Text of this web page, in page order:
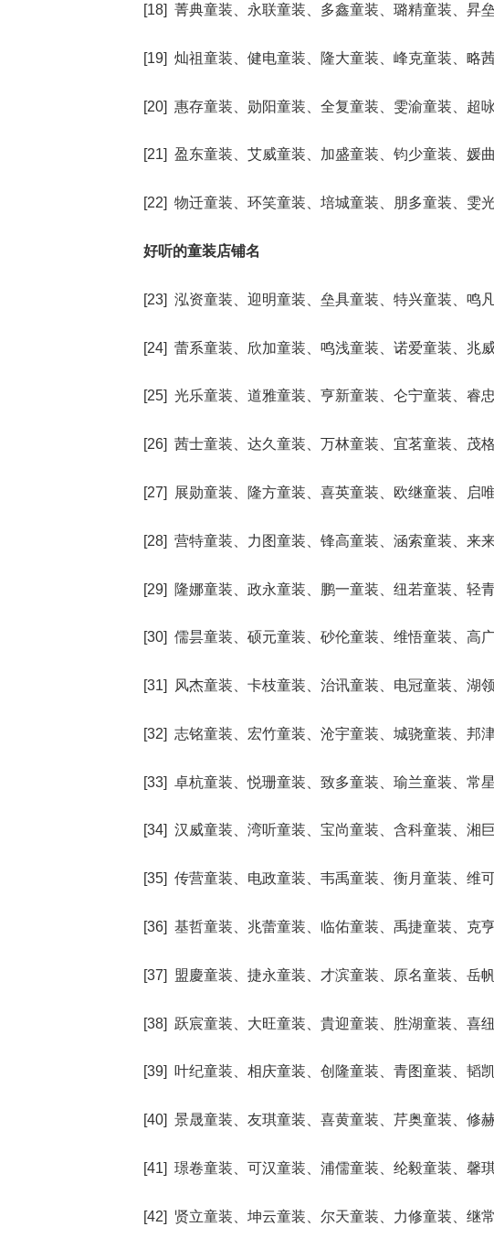
[18] 菁典童装、永联童装、多鑫童装、璐精童装、昇
[19] 灿祖童装、健电童装、隆大童装、峰克童装、略
[20] 惠存童装、勋阳童装、全复童装、雯渝童装、超
[21] 盈东童装、艾威童装、加盛童装、钧少童装、媛
[22] 物迁童装、环笑童装、培城童装、朋多童装、雯
好听的童装店铺名
[23] 泓资童装、迎明童装、垒具童装、特兴童装、鸣
[24] 蕾系童装、欣加童装、鸣浅童装、诺爱童装、兆
[25] 光乐童装、道雅童装、亨新童装、仑宁童装、睿
[26] 茜士童装、达久童装、万林童装、宜茗童装、茂
[27] 展勋童装、隆方童装、喜英童装、欧继童装、启
[28] 营特童装、力图童装、锋高童装、涵索童装、来
[29] 隆娜童装、政永童装、鹏一童装、纽若童装、轻
[30] 儒昙童装、硕元童装、砂伦童装、维悟童装、高
[31] 风杰童装、卡枝童装、治讯童装、电冠童装、湖
[32] 志铭童装、宏竹童装、沧宇童装、城骁童装、邦
[33] 卓杭童装、悦珊童装、致多童装、瑜兰童装、常
[34] 汉威童装、湾听童装、宝尚童装、含科童装、湘
[35] 传营童装、电政童装、韦禹童装、衡月童装、维
[36] 基哲童装、兆蕾童装、临佑童装、禹捷童装、克
[37] 盟慶童装、捷永童装、才滨童装、原名童装、岳
[38] 跃宸童装、大旺童装、貴迎童装、胜湖童装、喜
[39] 叶纪童装、相庆童装、创隆童装、青图童装、韬
[40] 景晟童装、友琪童装、喜黄童装、芹奥童装、修
[41] 璟卷童装、可汉童装、浦儒童装、纶毅童装、馨
[42] 贤立童装、坤云童装、尔天童装、力修童装、继